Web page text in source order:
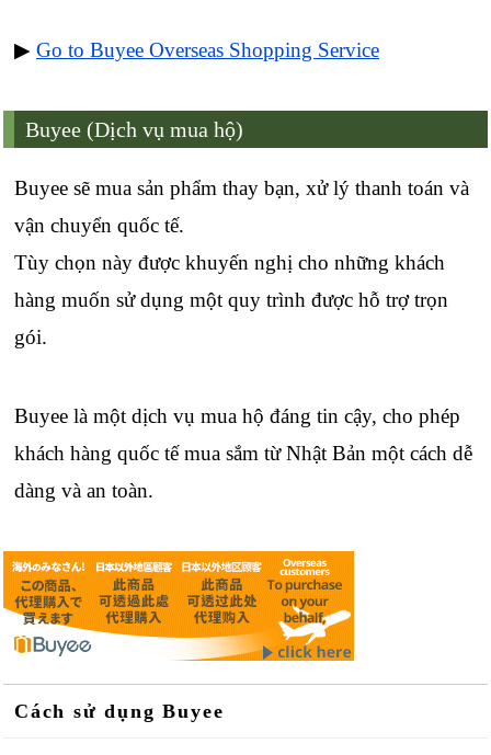
▶ Go to Buyee Overseas Shopping Service
Buyee (Dịch vụ mua hộ)
Buyee sẽ mua sản phẩm thay bạn, xử lý thanh toán và
vận chuyển quốc tế.
Tùy chọn này được khuyến nghị cho những khách
hàng muốn sử dụng một quy trình được hỗ trợ trọn
gói.
Buyee là một dịch vụ mua hộ đáng tin cậy, cho phép
khách hàng quốc tế mua sắm từ Nhật Bản một cách dễ
dàng và an toàn.
Cách sử dụng Buyee